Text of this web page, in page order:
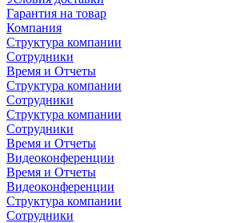
Гарантия на товар
Компания
Структура компании
Сотрудники
Время и Отчеты
Структура компании
Сотрудники
Структура компании
Сотрудники
Время и Отчеты
Видеоконференции
Время и Отчеты
Видеоконференции
Структура компании
Сотрудники